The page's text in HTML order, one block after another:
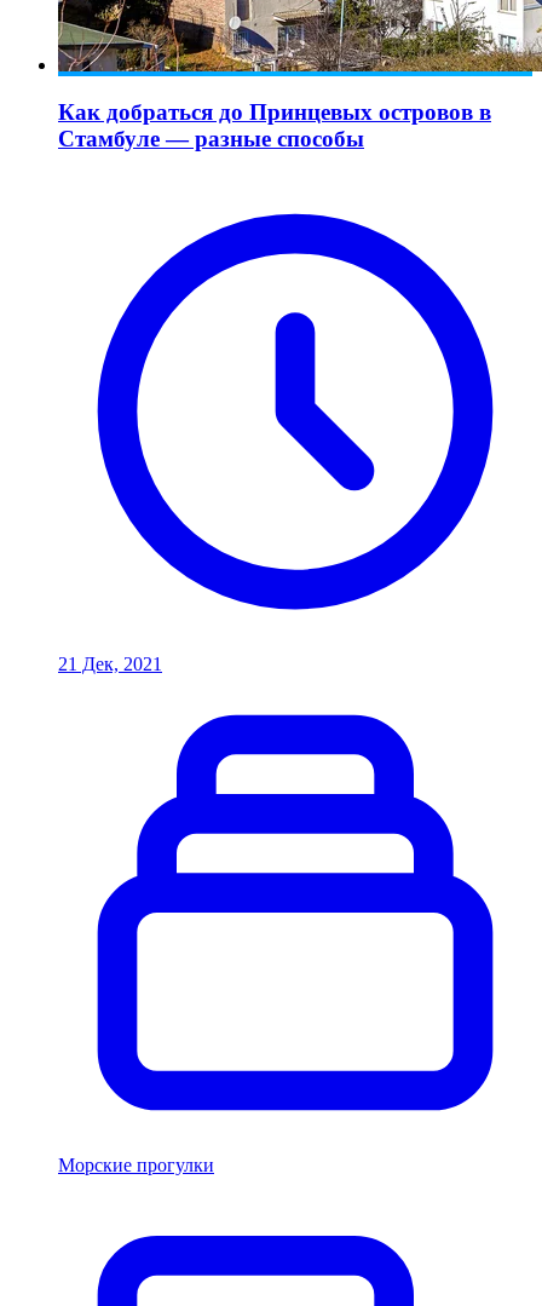
Как добраться до Принцевых островов в
Стамбуле — разные способы
21 Дек, 2021
Морские прогулки